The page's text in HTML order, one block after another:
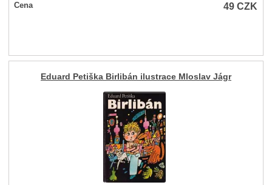
Cena 49CZK
Eduard Petiška Birlibán ilustrace Mloslav Jágr